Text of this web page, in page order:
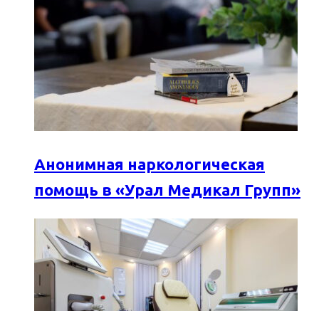
Анонимная наркологическая
помощь в «Урал Медикал Групп»